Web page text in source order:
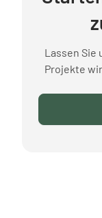
Lassen Sie
Projekte